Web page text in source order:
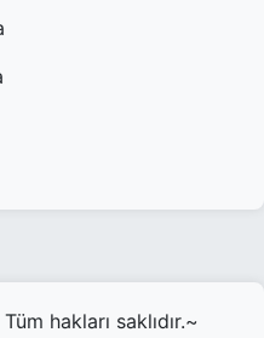
hakları saklıdır.~